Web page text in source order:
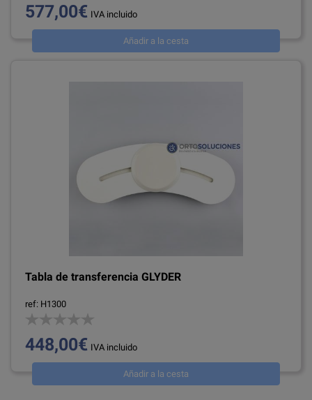
577,00€ IVA incluido
Añadir a la cesta
Tabla de transferencia GLYDER
ref: H1300
448,00€ IVA incluido
Añadir a la cesta